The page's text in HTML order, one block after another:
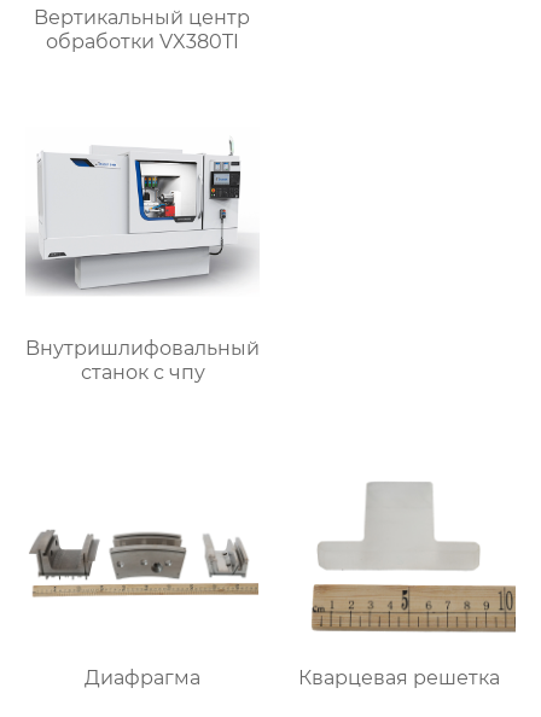
Bертикальный центр
обработки VX380TI
Bнутришлифовальный
станок с чпу
Диафрагма Кварцевая решетка